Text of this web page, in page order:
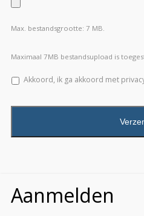
Max. bestandsgrootte: 7 MB.
Maximaal 7MB bestandsupload is
Akkoord, ik ga akkoord met
Aanmelden